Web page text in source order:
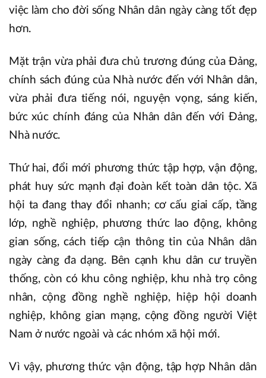
việc làm cho đời sống Nhân dân ngày càng tốt đẹp
hơn.
Mặt trận vừa phải đưa chủ trương đúng của Đảng,
chính sách đúng của Nhà nước đến với Nhân dân,
vừa phải đưa tiếng nói, nguyện vọng, sáng kiến,
bức xúc chính đáng của Nhân dân đến với Đảng,
Nhà nước.
Thứ hai, đổi mới phương thức tập hợp, vận động,
phát huy sức mạnh đại đoàn kết toàn dân tộc. Xã
hội ta đang thay đổi nhanh; cơ cấu giai cấp, tầng
lớp, nghề nghiệp, phương thức lao động, không
gian sống, cách tiếp cận thông tin của Nhân dân
ngày càng đa dạng. Bên cạnh khu dân cư truyền
thống, còn có khu công nghiệp, khu nhà trọ công
nhân, cộng đồng nghề nghiệp, hiệp hội doanh
nghiệp, không gian mạng, cộng đồng người Việt
Nam ở nước ngoài và các nhóm xã hội mới.
Vì vậy, phương thức vận động, tập hợp Nhân dân